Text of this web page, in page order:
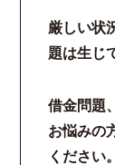
厳しい状
題は生じ
借金問題
お悩みの
ください。